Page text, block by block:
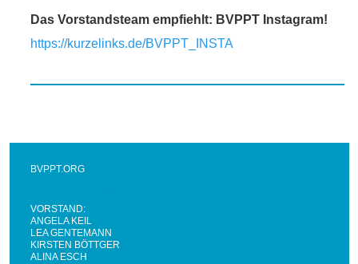
Das Vorstandsteam empfiehlt: BVPPT Instagram!
https://kurzelinks.de/BVPPT_INSTA
BVPPT.ORG
VORSTAND:
ANGELA KEIL
LEA GENTEMANN
KIRSTEN BÖTTGER
ALINA ESCH